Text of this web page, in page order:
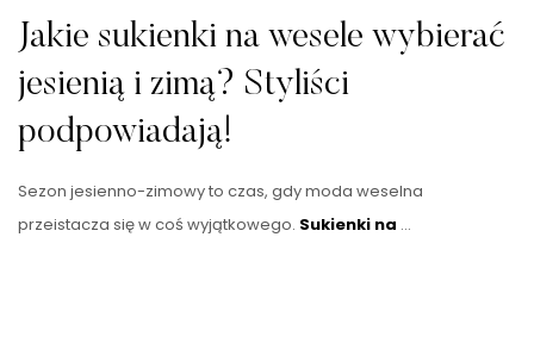
Jakie sukienki na wesele wybierać
jesienią i zimą? Styliści
podpowiadają!
Sezon jesienno-zimowy to czas, gdy moda weselna
przeistacza się w coś wyjątkowego. Sukienki na …